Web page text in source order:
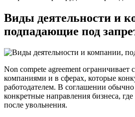
Виды деятельности и
подпадающие под
Non compete agreement ограничивает
компаниями и в сферах, которые
работодателем. В соглашении
конкретные направления бизнеса,
после увольнения.